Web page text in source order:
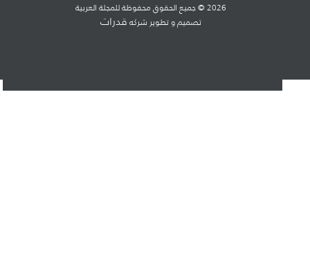
2026 © جميع الحقوق محفوظة للمجلة العربية
تصميم و تطوير شركهقدرات